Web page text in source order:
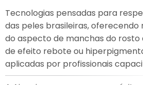
Tecnologias pensadas para
das peles brasileiras,
do aspecto de manchas do rosto
de efeito rebote ou
aplicadas por profissionais